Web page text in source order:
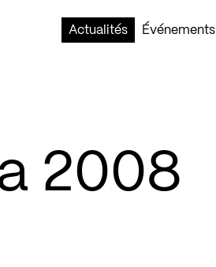
Actualités
Événements
2008